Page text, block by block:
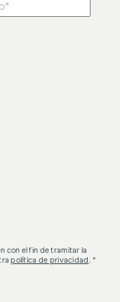
con el fin de tramitar la
política de privacidad . *